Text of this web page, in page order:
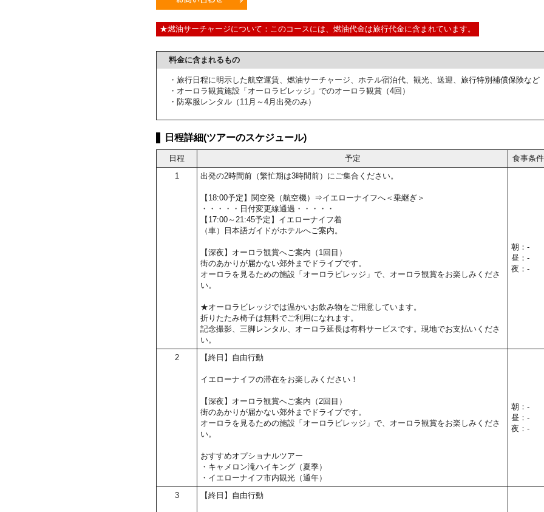
★燃油サーチャージについて：このコースには、燃油代金は旅行代金に含まれています。
料金に含まれるもの
・旅行日程に明示した航空運賃、燃油サーチャージ、ホテル宿泊代、観光、送迎、旅行特別補償保険など
・オーロラ観賞施設「オーロラビレッジ」でのオーロラ観賞（4回）
・防寒服レンタル（11月～4月出発のみ）
日程詳細(ツアーのスケジュール)
日程 予定 食事条件
1
出発の2時間前（繁忙期は3時間前）にご集合ください。
【18:00予定】関空発（航空機）⇒イエローナイフへ＜乗継ぎ＞
・・・・・日付変更線通過・・・・・
【17:00～21:45予定】イエローナイフ着
（車）日本語ガイドがホテルへご案内。
【深夜】オーロラ観賞へご案内（1回目）
街のあかりが届かない郊外までドライブです。
オーロラを見るための施設「オーロラビレッジ」で、オーロラ観賞をお楽しみくださ
い。
★オーロラビレッジでは温かいお飲み物をご用意しています。
折りたたみ椅子は無料でご利用になれます。
記念撮影、三脚レンタル、オーロラ延長は有料サービスです。現地でお支払いくださ
い。
朝：-
昼：-
夜：-
2 【終日】自由行動
イエローナイフの滞在をお楽しみください！
【深夜】オーロラ観賞へご案内（2回目）
街のあかりが届かない郊外までドライブです。
オーロラを見るための施設「オーロラビレッジ」で、オーロラ観賞をお楽しみくださ
い。
おすすめオプショナルツアー
・キャメロン滝ハイキング（夏季）
・イエローナイフ市内観光（通年）
朝：-
昼：-
夜：-
3 【終日】自由行動